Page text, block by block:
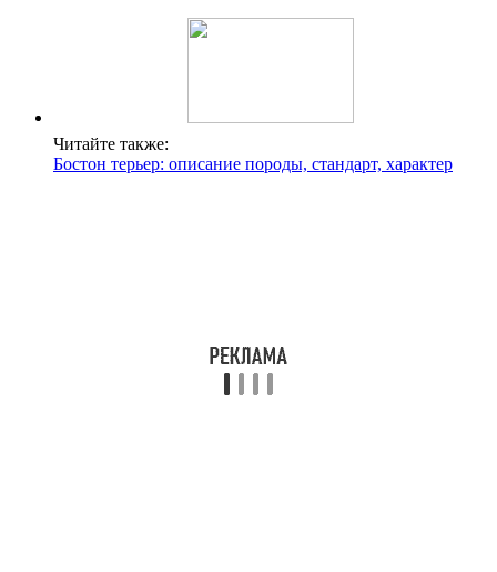
Читайте также:
Бостон терьер: описание породы, стандарт, характер